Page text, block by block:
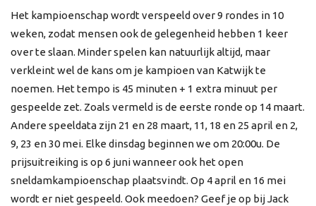
Het kampioenschap wordt verspeeld over 9 rondes in 10
weken, zodat mensen ook de gelegenheid hebben 1 keer
over te slaan. Minder spelen kan natuurlijk altijd, maar
verkleint wel de kans om je kampioen van Katwijk te
noemen. Het tempo is 45 minuten + 1 extra minuut per
gespeelde zet. Zoals vermeld is de eerste ronde op 14 maart.
Andere speeldata zijn 21 en 28 maart, 11, 18 en 25 april en 2,
9, 23 en 30 mei. Elke dinsdag beginnen we om 20:00u. De
prijsuitreiking is op 6 juni wanneer ook het open
sneldamkampioenschap plaatsvindt. Op 4 april en 16 mei
wordt er niet gespeeld. Ook meedoen? Geef je op bij Jack